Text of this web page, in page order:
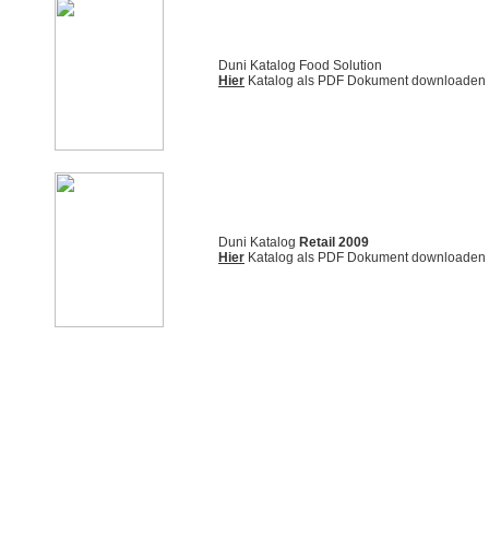
Duni Katalog Food Solution
Hier Katalog als PDF Dokument downloaden
Duni Katalog Retail 2009
Hier Katalog als PDF Dokument downloaden